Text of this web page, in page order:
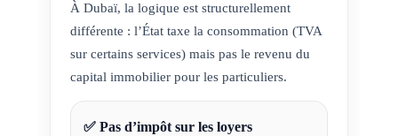
À Dubaï, la logique est structurellement
différente : l’État taxe la consommation (TVA
sur certains services) mais pas le revenu du
capital immobilier pour les particuliers.
✅ Pas d’impôt sur les loyers